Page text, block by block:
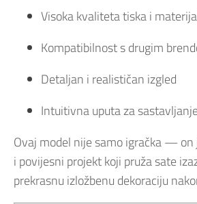
Visoka kvaliteta tiska i
Kompatibilnost s drugim
Detaljan i realističan izgled
Intuitivna uputa za
Ovaj model nije samo igračka —
i povijesni projekt koji pruža sate
prekrasnu izložbenu dekoraciju